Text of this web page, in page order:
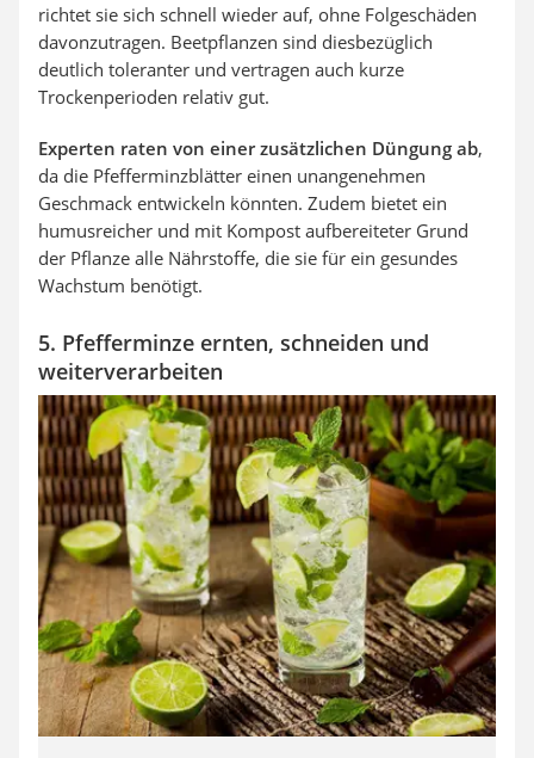
richtet sie sich schnell wieder auf, ohne Folgeschäden
davonzutragen. Beetpflanzen sind diesbezüglich
deutlich toleranter und vertragen auch kurze
Trockenperioden relativ gut.
Experten raten von einer zusätzlichen Düngung ab,
da die Pfefferminzblätter einen unangenehmen
Geschmack entwickeln könnten. Zudem bietet ein
humusreicher und mit Kompost aufbereiteter Grund
der Pflanze alle Nährstoffe, die sie für ein gesundes
Wachstum benötigt.
5. Pfefferminze ernten, schneiden und
weiterverarbeiten